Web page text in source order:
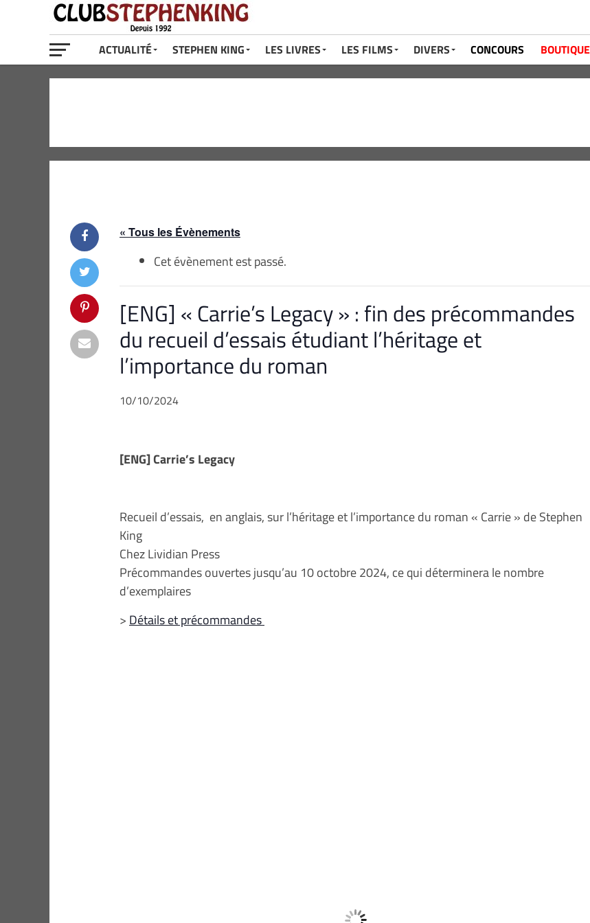
ACTUALITÉ STEPHEN KING LES LIVRES LES FILMS DIVERS CONCOURS BOUTIQUE
« Tous les Évènements
Cet évènement est passé.
[ENG] « Carrie’s Legacy » : fin des précommandes
du recueil d’essais étudiant l’héritage et
l’importance du roman
10/10/2024
[ENG] Carrie’s Legacy
Recueil d’essais, en anglais, sur l’héritage et l’importance du roman « Carrie » de Stephen
King
Chez Lividian Press
Précommandes ouvertes jusqu’au 10 octobre 2024, ce qui déterminera le nombre
d’exemplaires
> Détails et précommandes